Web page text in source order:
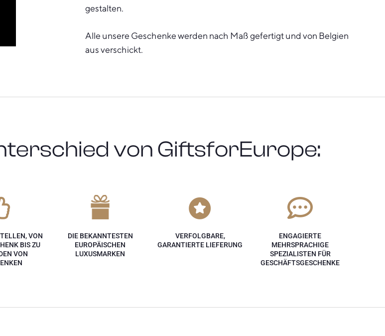
gestalten.
Alle unsere Geschenke werden nach Maß gefertigt und von Belgien
aus verschickt.
von GiftsforEurope:
VON
BIS ZU
VON
DIE BEKANNTESTEN
EUROPÄISCHEN
LUXUSMARKEN
VERFOLGBARE,
GARANTIERTE LIEFERUNG
ENGAGIERTE
MEHRSPRACHIGE
SPEZIALISTEN FÜR
GESCHÄFTSGESCHENKE